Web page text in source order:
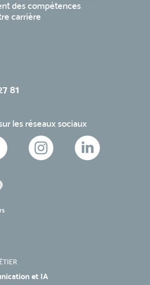
des compétences
carrière
81
les réseaux sociaux
et IA